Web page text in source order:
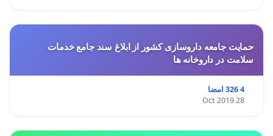
حمایت جامعه داروسازی کشور از ابلاغ سند جامع خدمات
سلامت در داروخانه ها
4 326 امضا
28 Oct 2019